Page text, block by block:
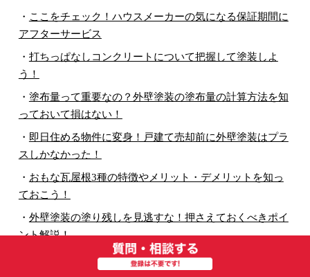
・ ここをチェック！ハウスメーカーの気になる保証期間に
アフターサービス
・ 打ちっぱなしコンクリートについて把握して塗装しよ
う！
・ 塗布量って重要なの？外壁塗装の塗布量の計算方法を知
っておいて損はない！
・ 即日住める物件に変身！戸建て売却前に外壁塗装はプラ
スしかなかった！
・ おもな瓦屋根3種の特徴やメリット・デメリットを知っ
ておこう！
・ 外壁塗装の塗り残しを見逃すな！押さえておくべきポイ
ント解説！
憧れのルーフバルコニーは大変？メンテナンス費用やメ